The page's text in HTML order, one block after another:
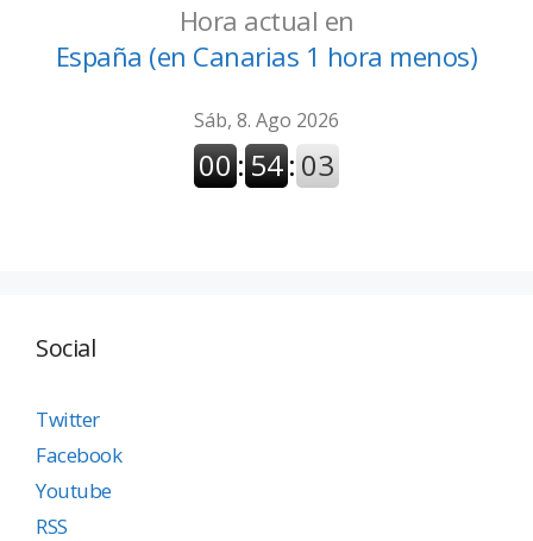
Hora actual en
España (en Canarias 1 hora menos)
Social
Twitter
Facebook
Youtube
RSS